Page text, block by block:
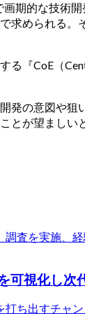
期的な技
められる
『CoE（
の意図や
とが望ましい
可視化し